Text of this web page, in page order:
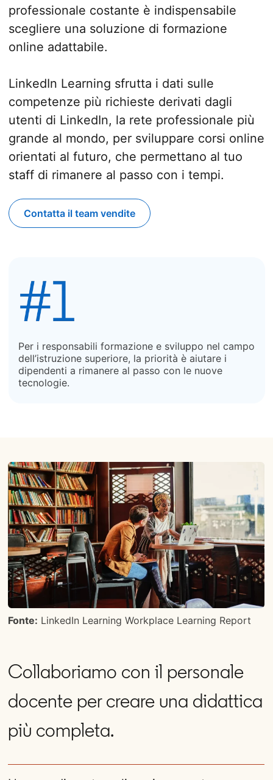
professionale costante è indispensabile
scegliere una soluzione di formazione
online adattabile.
LinkedIn Learning sfrutta i dati sulle
competenze più richieste derivati dagli
utenti di LinkedIn, la rete professionale più
grande al mondo, per sviluppare corsi online
orientati al futuro, che permettano al tuo
staff di rimanere al passo con i tempi.
Contatta il team vendite
Per i responsabili formazione e sviluppo nel campo
dell’istruzione superiore, la priorità è aiutare i
dipendenti a rimanere al passo con le nuove
tecnologie.
Fonte: LinkedIn Learning Workplace Learning Report
Collaboriamo con il personale
docente per creare una didattica
più completa.